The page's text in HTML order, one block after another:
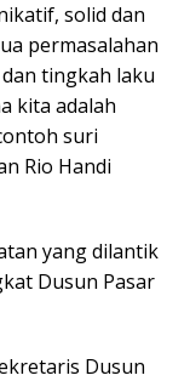
solid dan
permasalahan
tingkah laku
kita adalah
suri
Rio Handi
yang dilantik
Dusun Pasar
Dusun